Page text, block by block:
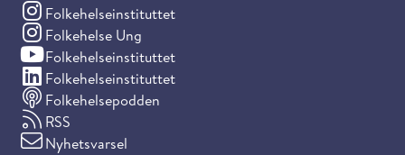
Folkehelseinstituttet
(Instagram)
Folkehelse Ung
(Instagram)
Folkehelseinstituttet
(YouTube)
Folkehelseinstituttet
(LinkedIn)
Folkehelsepodden
RSS
Nyhetsvarsel